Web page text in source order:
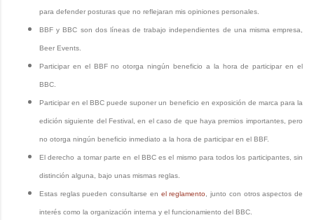
para defender posturas que no reflejaran mis opiniones personales.
BBF y BBC son dos líneas de trabajo independientes de una misma empresa,
Beer Events.
Participar en el BBF no otorga ningún beneficio a la hora de participar en el
BBC.
Participar en el BBC puede suponer un beneficio en exposición de marca para la
edición siguiente del Festival, en el caso de que haya premios importantes, pero
no otorga ningún beneficio inmediato a la hora de participar en el BBF.
El derecho a tomar parte en el BBC es el mismo para todos los participantes, sin
distinción alguna, bajo unas mismas reglas.
Estas reglas pueden consultarse en el reglamento, junto con otros aspectos de
interés como la organización interna y el funcionamiento del BBC.